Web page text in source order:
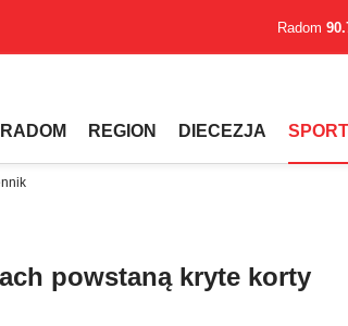
Radom
RADOM REGION DIECEZJA SPORT
powstaną kryte korty